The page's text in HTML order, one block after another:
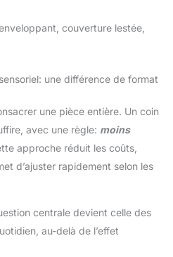
couverture lestée,
une différence de format
une pièce entière. Un coin
avec une règle: moins
approche réduit les coûts,
d’ajuster rapidement selon les
centrale devient celle des
au-delà de l’effet